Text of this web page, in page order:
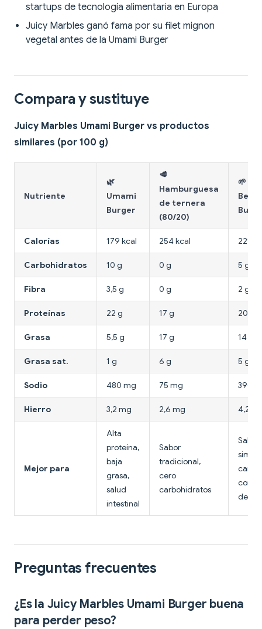
startups de tecnología alimentaria en Europa
Juicy Marbles ganó fama por su filet mignon
vegetal antes de la Umami Burger
Compara y sustituye
Juicy Marbles Umami Burger vs productos
similares (por 100 g)
Nutriente
🌿
Umami
Burger
🥩
Hamburguesa
de ternera
(80/20)
🌱
Calorías 179 kcal 254 kcal 221
Carbohidratos 10 g 0 g 5 g
Fibra 3,5 g 0 g 2 g
Proteínas 22 g 17 g 20 g
Grasa 5,5 g 17 g 14 g
Grasa sat. 1 g 6 g 5 g
Sodio 480 mg 75 mg 390
Hierro 3,2 mg 2,6 mg 4,2
Mejor para
Alta
proteína,
baja
grasa,
salud
intestinal
Sabor
tradicional,
cero
carbohidratos
Sabor
carne,
de
Preguntas frecuentes
¿Es la Juicy Marbles Umami Burger buena
para perder peso?